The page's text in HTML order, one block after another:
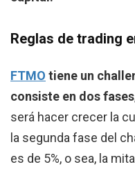
Reglas de trading
FTMO tiene un
consiste en dos fases
será hacer crecer la
la segunda fase del
es de 5%, o sea, la